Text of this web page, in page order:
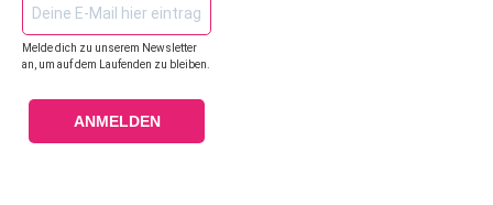
Melde dich zu unserem Newsletter
an, um auf dem Laufenden zu bleiben.
ANMELDEN